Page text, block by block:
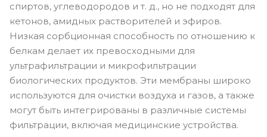
спиртов, углеводородов и т. д., но не подходят для
кетонов, амидных растворителей и эфиров.
Низкая сорбционная способность по отношению к
белкам делает их превосходными для
ультрафильтрации и микрофильтрации
биологических продуктов. Эти мембраны широко
используются для очистки воздуха и газов, а также
могут быть интегрированы в различные системы
фильтрации, включая медицинские устройства.